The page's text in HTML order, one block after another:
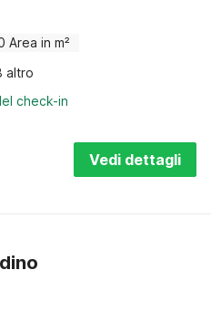
Area in m²
altro
check-in
Vedi dettagli